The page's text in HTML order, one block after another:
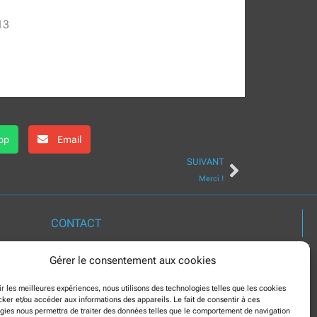
Gérer le consentement aux cookies
les meilleures expériences, nous utilisons des technologies telles que les cookies
et/ou accéder aux informations des appareils. Le fait de consentir à ces
nous permettra de traiter des données telles que le comportement de navigation
Email
SUIVANT
Merci !
Suivant
CONTACT
CÔTÉ DANSE : 06.23.34.12.50
contact@christine-goyat.fr
CEP : 02.97.84.11.40